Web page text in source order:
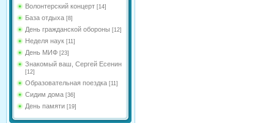
Волонтерский концерт [14]
База отдыха [8]
День гражданской обороны [12]
Неделя наук [11]
День МИФ [23]
Знакомый ваш, Сергей Есенин
[12]
Образовательная поездка [11]
Сидим дома [36]
День памяти [19]